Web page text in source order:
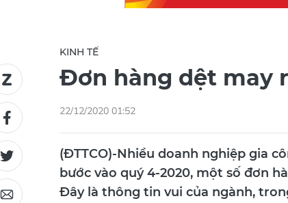
KINH TẾ
Đơn hàng dệt may
22/12/2020 01:52
(ĐTTCO)-Nhiều doanh nghiệp gia
bước vào quý 4-2020, một số đơn
Đây là thông tin vui của ngành,